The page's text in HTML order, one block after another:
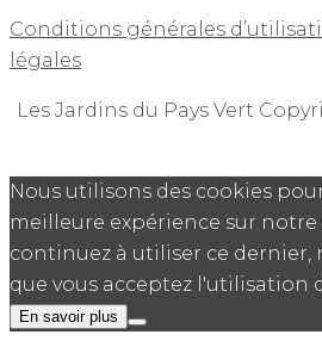
Conditions générales
légales
Les Jardins du Pays Vert
Nous utilisons des cookies
meilleure expérience sur notre
continuez à utiliser ce dernier,
que vous acceptez l'utilisation
En savoir plus